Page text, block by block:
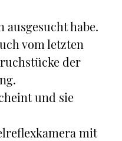
habe.
vom letzten
der
und sie
mit